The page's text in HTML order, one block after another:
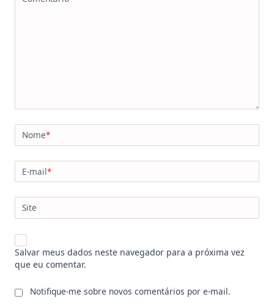
Nome*
E-mail*
Site
Salvar meus dados neste navegador para a próxima vez
que eu comentar.
Notifique-me sobre novos comentários por e-mail.